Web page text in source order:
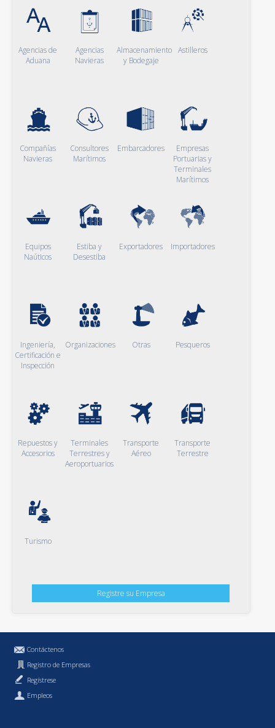
Agencias de
Aduana
Agencias
Navieras
Almacenamiento
y Bodegaje
Astilleros
Compañías
Navieras
Consultores
Marítimos
Embarcadores
Empresas
Portuarias y
Terminales
Marítimos
Equipos
Naúticos
Estiba y
Desestiba
Exportadores Importadores
Ingeniería,
Certificación e
Inspección
Organizaciones Otras Pesqueros
Repuestos y
Accesorios
Terminales
Terrestres y
Aeroportuarios
Transporte
Aéreo
Transporte
Terrestre
Turismo
Registre su Empresa
Contáctenos
Registro de Empresas
Regístrese
Empleos